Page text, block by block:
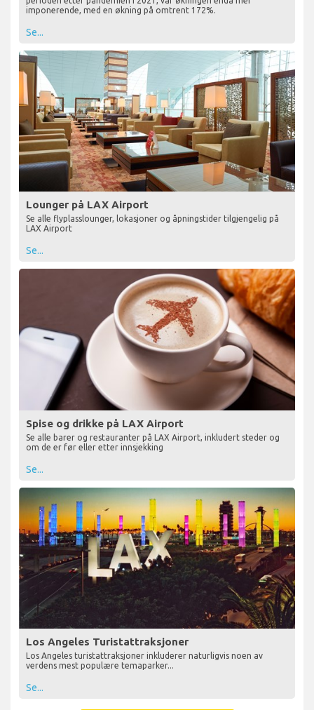
imponerende, med en økning på omtrent 172%.
Se...
Lounger på LAX Airport
Se alle flyplasslounger, lokasjoner og åpningstider tilgjengelig på
LAX Airport
Se...
Spise og drikke på LAX Airport
Se alle barer og restauranter på LAX Airport, inkludert steder og
om de er før eller etter innsjekking
Se...
Los Angeles Turistattraksjoner
Los Angeles turistattraksjoner inkluderer naturligvis noen av
verdens mest populære temaparker...
Se...